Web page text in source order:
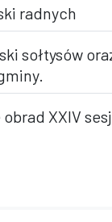
radnych
sołtysów
XXIV